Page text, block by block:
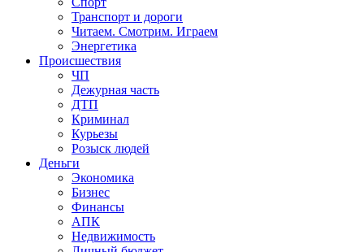
Транспорт и дороги
Читаем. Смотрим. Играем
Энергетика
Происшествия
ЧП
Дежурная часть
ДТП
Криминал
Курьезы
Розыск людей
Деньги
Экономика
Бизнес
Финансы
АПК
Недвижимость